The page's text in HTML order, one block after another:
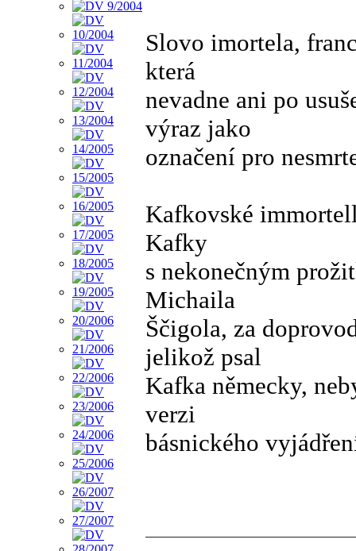
Slovo imortela,
která
nevadne ani po
výraz jako
označení pro
Kafkovské
Kafky
s nekonečným
Michaila
Ščigola, za
jelikož psal
Kafka německy,
verzi
básnického